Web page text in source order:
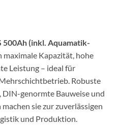
500Ah (inkl. Aquamatik-
maximale Kapazität, hohe
Leistung – ideal für
Robuste
genormte Bauweise und
sie zur zuverlässigen
und Produktion.